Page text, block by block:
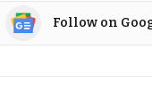
Follow on